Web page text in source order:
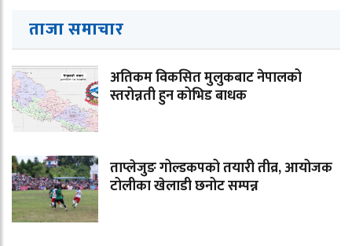
ताजा समाचार
अतिकम विकसित मुलुकबाट नेपालको
स्तरोन्नती हुन कोभिड बाधक
ताप्लेजुङ गोल्डकपको तयारी तीव्र, आयोजक
टोलीका खेलाडी छनोट सम्पन्न